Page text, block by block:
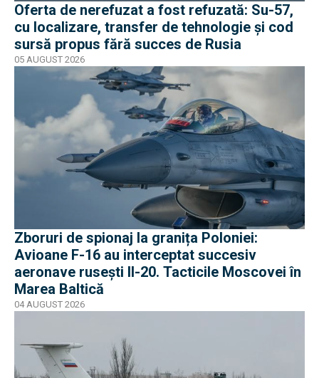
Oferta de nerefuzat a fost refuzată: Su-57,
cu localizare, transfer de tehnologie și cod
sursă propus fără succes de Rusia
05 AUGUST 2026
Zboruri de spionaj la granița Poloniei:
Avioane F-16 au interceptat succesiv
aeronave rusești Il-20. Tacticile Moscovei în
Marea Baltică
04 AUGUST 2026